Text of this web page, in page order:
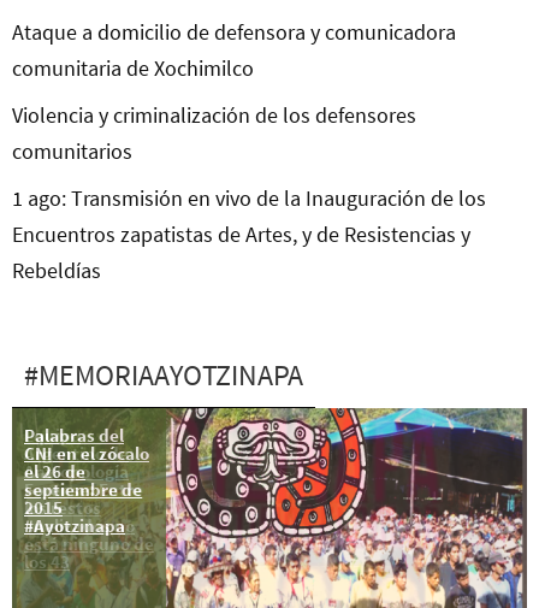
Ataque a domicilio de defensora y comunicadora
comunitaria de Xochimilco
Violencia y criminalización de los defensores
comunitarios
1 ago: Transmisión en vivo de la Inauguración de los
Encuentros zapatistas de Artes, y de Resistencias y
Rebeldías
#MEMORIAAYOTZINAPA
Palabras del
CNI en el zócalo
el 26 de
septiembre de
2015
#Ayotzinapa
Equipo
Argentino de
Antropología
Forense: Entre
los restos
analizados no
está ninguno de
los 43